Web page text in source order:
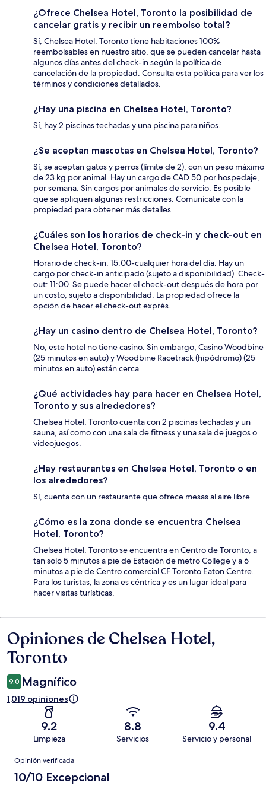
¿Ofrece Chelsea Hotel, Toronto la posibilidad de
cancelar gratis y recibir un reembolso total?
Sí, Chelsea Hotel, Toronto tiene habitaciones 100%
reembolsables en nuestro sitio, que se pueden cancelar hasta
algunos días antes del check-in según la política de
cancelación de la propiedad. Consulta esta política para ver los
términos y condiciones detallados.
¿Hay una piscina en Chelsea Hotel, Toronto?
Sí, hay 2 piscinas techadas y una piscina para niños.
¿Se aceptan mascotas en Chelsea Hotel, Toronto?
Sí, se aceptan gatos y perros (límite de 2), con un peso máximo
de 23 kg por animal. Hay un cargo de CAD 50 por hospedaje,
por semana. Sin cargos por animales de servicio. Es posible
que se apliquen algunas restricciones. Comunícate con la
propiedad para obtener más detalles.
¿Cuáles son los horarios de check-in y check-out en
Chelsea Hotel, Toronto?
Horario de check-in: 15:00-cualquier hora del día. Hay un
cargo por check-in anticipado (sujeto a disponibilidad). Check-
out: 11:00. Se puede hacer el check-out después de hora por
un costo, sujeto a disponibilidad. La propiedad ofrece la
opción de hacer el check-out exprés.
¿Hay un casino dentro de Chelsea Hotel, Toronto?
No, este hotel no tiene casino. Sin embargo, Casino Woodbine
(25 minutos en auto) y Woodbine Racetrack (hipódromo) (25
minutos en auto) están cerca.
¿Qué actividades hay para hacer en Chelsea Hotel,
Toronto y sus alrededores?
Chelsea Hotel, Toronto cuenta con 2 piscinas techadas y un
sauna, así como con una sala de fitness y una sala de juegos o
videojuegos.
¿Hay restaurantes en Chelsea Hotel, Toronto o en
los alrededores?
Sí, cuenta con un restaurante que ofrece mesas al aire libre.
¿Cómo es la zona donde se encuentra Chelsea
Hotel, Toronto?
Chelsea Hotel, Toronto se encuentra en Centro de Toronto, a
tan solo 5 minutos a pie de Estación de metro College y a 6
minutos a pie de Centro comercial CF Toronto Eaton Centre.
Para los turistas, la zona es céntrica y es un lugar ideal para
hacer visitas turísticas.
Opiniones
Opiniones de Chelsea Hotel,
Toronto
9.0 Magnífico
1,019 opiniones
9.2
Limpieza
8.8
Servicios
9.4
Servicio y personal
Opiniones
Opinión verificada
10/10 Excepcional